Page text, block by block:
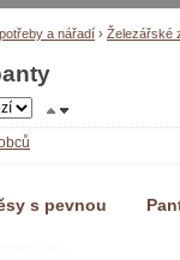
a nářadí › Železářské
s pevnou